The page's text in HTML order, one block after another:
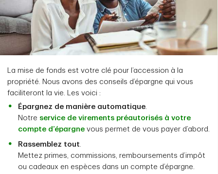
La mise de fonds est votre clé pour l’accession à la
propriété. Nous avons des conseils d’épargne qui vous
faciliteront la vie. Les voici :
Épargnez de manière automatique
Notre service de virements préautorisés à votre
compte d’épargne vous permet de vous payer d’abord.
Rassemblez tout
Mettez primes, commissions, remboursements d’impôt
ou cadeaux en espèces dans un compte d’épargne.